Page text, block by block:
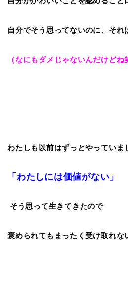
自分でそう思ってないのに、そ
（なにもダメじゃないんだけどね
わたしも以前はずっとやっていま
「わたしには価値がない」
そう思って生きてきたので
褒められてもまったく受け取れ